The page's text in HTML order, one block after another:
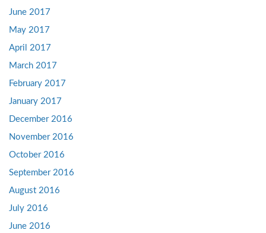
June 2017
May 2017
April 2017
March 2017
February 2017
January 2017
December 2016
November 2016
October 2016
September 2016
August 2016
July 2016
June 2016